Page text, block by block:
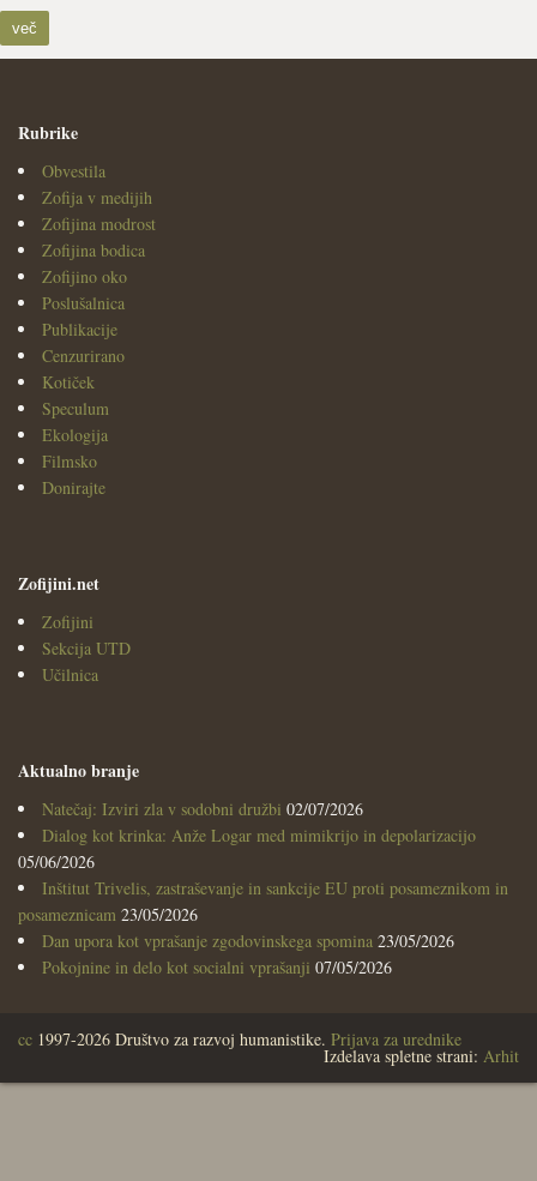
več
Rubrike
Obvestila
Zofija v medijih
Zofijina modrost
Zofijina bodica
Zofijino oko
Poslušalnica
Publikacije
Cenzurirano
Kotiček
Speculum
Ekologija
Filmsko
Donirajte
Zofijini.net
Zofijini
Sekcija UTD
Učilnica
Aktualno branje
Natečaj: Izviri zla v sodobni družbi 02/07/2026
Dialog kot krinka: Anže Logar med mimikrijo in depolarizacijo
05/06/2026
Inštitut Trivelis, zastraševanje in sankcije EU proti posameznikom in
posameznicam 23/05/2026
Dan upora kot vprašanje zgodovinskega spomina 23/05/2026
Pokojnine in delo kot socialni vprašanji 07/05/2026
cc 1997-2026 Društvo za razvoj humanistike. Prijava za urednike
Izdelava spletne strani: Arhit